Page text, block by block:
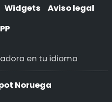
Widgets
Aviso legal
en tu idioma
Noruega